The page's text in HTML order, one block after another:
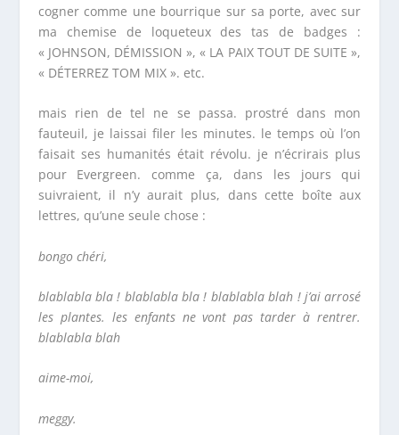
cogner comme une bourrique sur sa porte, avec sur
ma chemise de loqueteux des tas de badges :
« JOHNSON, DÉMISSION », « LA PAIX TOUT DE SUITE »,
« DÉTERREZ TOM MIX ». etc.
mais rien de tel ne se passa. prostré dans mon
fauteuil, je laissai filer les minutes. le temps où l’on
faisait ses humanités était révolu. je n’écrirais plus
pour Evergreen. comme ça, dans les jours qui
suivraient, il n’y aurait plus, dans cette boîte aux
lettres, qu’une seule chose :
bongo chéri,
blablabla bla ! blablabla bla ! blablabla blah ! j’ai arrosé
les plantes. les enfants ne vont pas tarder à rentrer.
blablabla blah
aime-moi,
meggy.